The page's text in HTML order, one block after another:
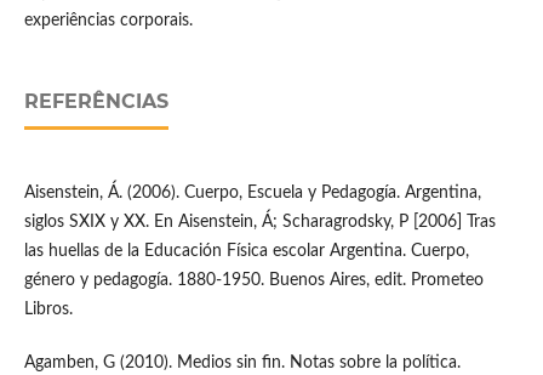
experiências corporais.
REFERÊNCIAS
Aisenstein, Á. (2006). Cuerpo, Escuela y Pedagogía. Argentina,
siglos SXIX y XX. En Aisenstein, Á; Scharagrodsky, P [2006] Tras
las huellas de la Educación Física escolar Argentina. Cuerpo,
género y pedagogía. 1880-1950. Buenos Aires, edit. Prometeo
Libros.
Agamben, G (2010). Medios sin fin. Notas sobre la política.